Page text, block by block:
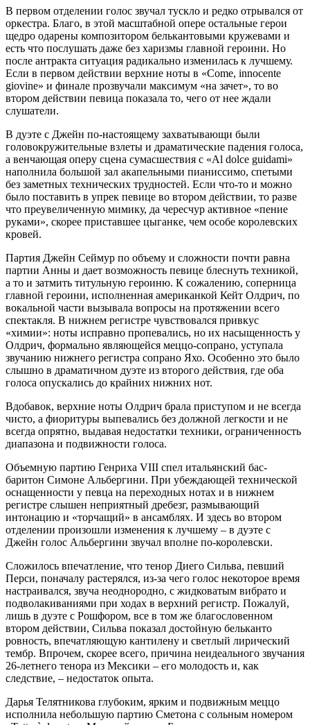
В первом отделении голос звучал тускло и редко отрывался от
оркестра. Благо, в этой масштабной опере остальные герои
щедро одарены композитором белькантовыми кружевами и
есть что послушать даже без харизмы главной героини. Но
после антракта ситуация радикально изменилась к лучшему.
Если в первом действии верхние ноты в «Come, innocente
giovine» и финале прозвучали максимум «на зачет», то во
втором действии певица показала то, чего от нее ждали
слушатели.
В дуэте с Джейн по-настоящему захватывающи были
головокружительные взлеты и драматические падения голоса,
а венчающая оперу сцена сумасшествия с «Al dolce guidami»
наполнила большой зал акапельными пианиссимо, спетыми
без заметных технических трудностей. Если что-то и можно
было поставить в упрек певице во втором действии, то разве
что преувеличенную мимику, да чересчур активное «пение
руками», скорее приставшее цыганке, чем особе королевских
кровей.
Партия Джейн Сеймур по объему и сложности почти равна
партии Анны и дает возможность певице блеснуть техникой,
а то и затмить титульную героиню. К сожалению, соперница
главной героини, исполненная американкой Кейт Олдрич, по
вокальной части вызывала вопросы на протяжении всего
спектакля. В нижнем регистре чувствовался привкус
«химии»: ноты исправно пропевались, но их насыщенность у
Олдрич, формально являющейся меццо-сопрано, уступала
звучанию нижнего регистра сопрано Яхо. Особенно это было
слышно в драматичном дуэте из второго действия, где оба
голоса опускались до крайних нижних нот.
Вдобавок, верхние ноты Олдрич брала приступом и не всегда
чисто, а фиоритуры выпевались без должной легкости и не
всегда опрятно, выдавая недостатки техники, ограниченность
диапазона и подвижности голоса.
Объемную партию Генриха VIII спел итальянский бас-
баритон Симоне Альбергини. При убеждающей технической
оснащенности у певца на переходных нотах и в нижнем
регистре слышен неприятный дребезг, размывающий
интонацию и «торчащий» в ансамблях. И здесь во втором
отделении произошли изменения к лучшему – в дуэте с
Джейн голос Альбергини звучал вполне по-королевски.
Сложилось впечатление, что тенор Диего Сильва, певший
Перси, поначалу растерялся, из-за чего голос некоторое время
настраивался, звуча неоднородно, с жидковатым вибрато и
подволакиваниями при ходах в верхний регистр. Пожалуй,
лишь в дуэте с Рошфором, все в том же благословенном
втором действии, Сильва показал достойную бельканто
ровность, впечатляющую кантилену и светлый лирический
тембр. Впрочем, скорее всего, причина неидеального звучания
26-летнего тенора из Мексики – его молодость и, как
следствие, – недостаток опыта.
Дарья Телятникова глубоким, ярким и подвижным меццо
исполнила небольшую партию Сметона с сольным номером